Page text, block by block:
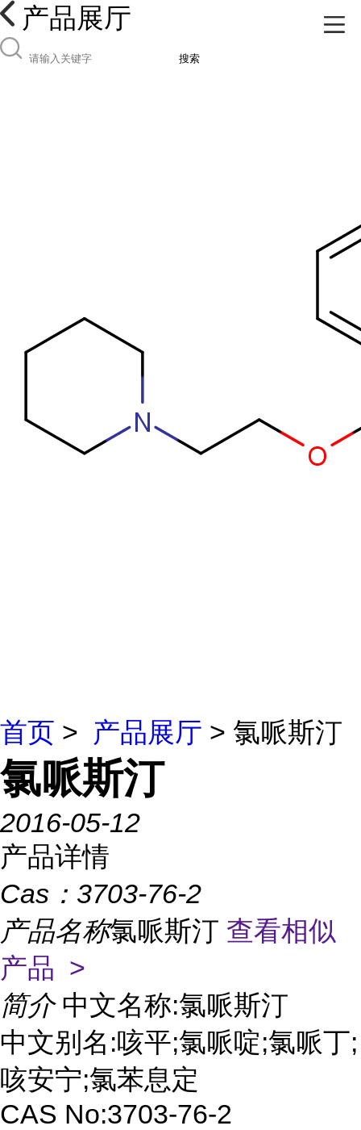
产品展厅
搜索
首页 > 产品展厅 > 氯哌斯汀
氯哌斯汀
2016-05-12
产品详情
Cas： 3703-76-2
产品名称氯哌斯汀 查看相似
产品 >
简介 中文名称:氯哌斯汀
中文别名:咳平;氯哌啶;氯哌丁;
咳安宁;氯苯息定
CAS No:3703-76-2